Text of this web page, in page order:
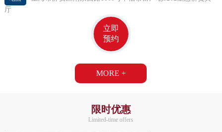
厅
立即
预约
MORE +
限时优惠
Limited-time offers